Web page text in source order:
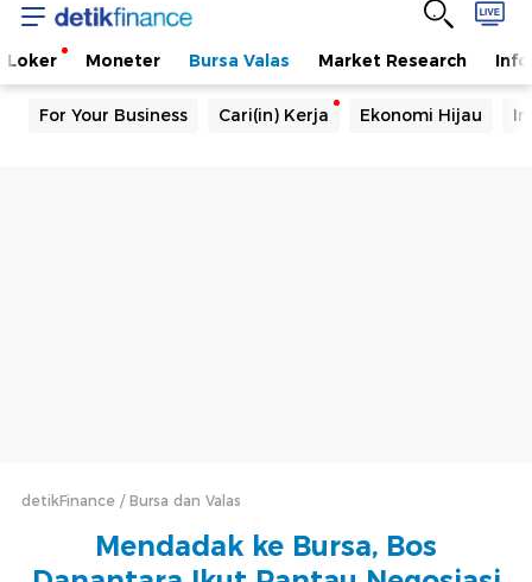
Loker Moneter Bursa Valas Market Research
For Your Business Cari(in) Kerja Ekonomi Hijau
detikFinance Bursa dan Valas
Mendadak ke Bursa, Bos